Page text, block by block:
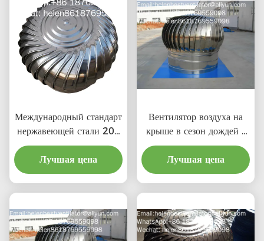
Международный стандарт
нержавеющей стали 201
LC-BEST 500 мм
ветровой турбины крыши
вентиляции для завода
Лучшая цена
Вентилятор воздуха на
крыше в сезон дождей с
ценой материальной
выгоды
Лучшая цена